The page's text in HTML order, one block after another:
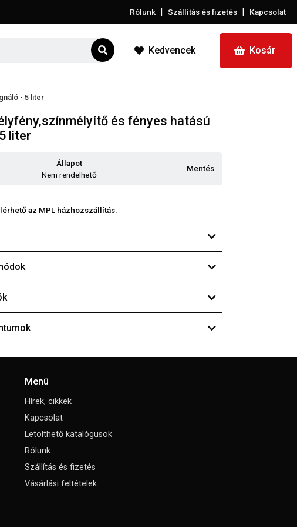
Rólunk | Szállítás és fizetés | Kapcsolat
Kedvencek Kosár
- 5 liter
és fényes hatású
liter
Állapot
Nem rendelhető
Mentés
az MPL házhozszállítás.
Menü
Hírek, cikkek
Kapcsolat
Letölthető katalógusok
Rólunk
Szállítás és fizetés
Vásárlási feltételek